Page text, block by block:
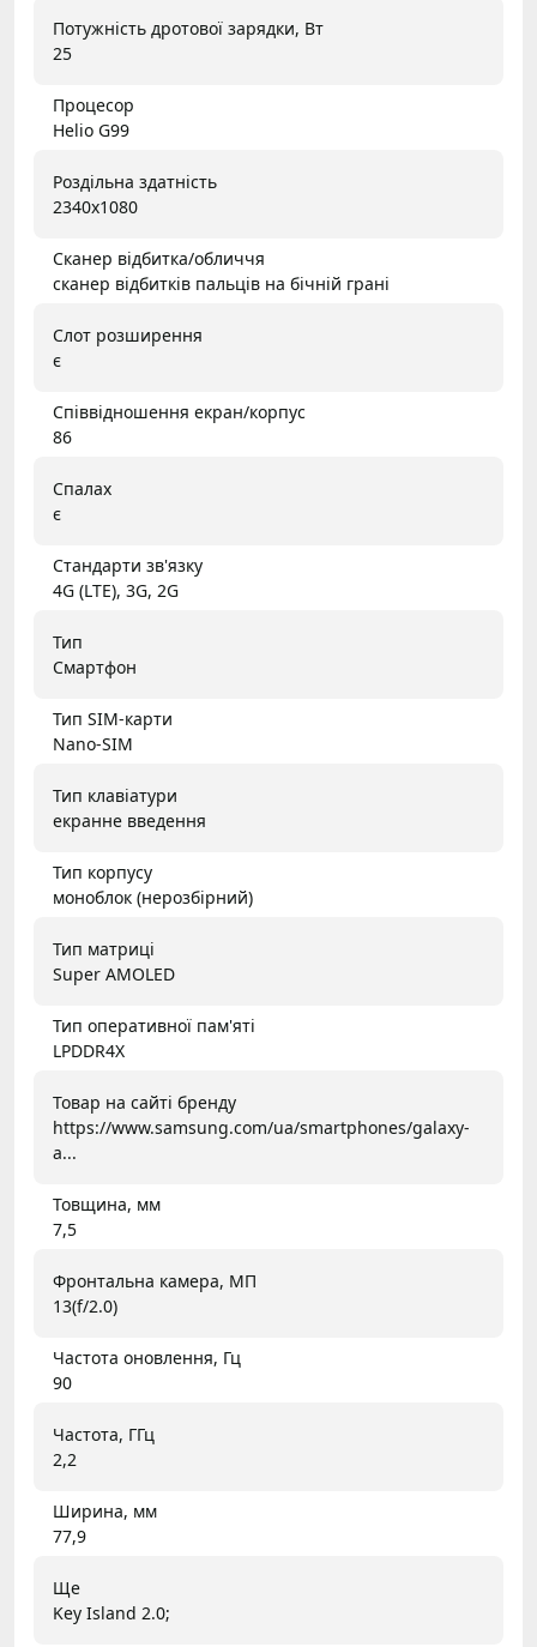
Потужність дротової зарядки, Вт
25
Процесор
Helio G99
Роздільна здатність
2340x1080
Сканер відбитка/обличчя
сканер відбитків пальців на бічній грані
Слот розширення
є
Співвідношення екран/корпус
86
Спалах
є
Стандарти зв'язку
4G (LTE), 3G, 2G
Тип
Смартфон
Тип SIM-карти
Nano-SIM
Тип клавіатури
екранне введення
Тип корпусу
моноблок (нерозбірний)
Тип матриці
Super AMOLED
Тип оперативної пам'яті
LPDDR4X
Товар на сайті бренду
https://www.samsung.com/ua/smartphones/galaxy-
a...
Товщина, мм
7,5
Фронтальна камера, МП
13(f/2.0)
Частота оновлення, Гц
90
Частота, ГГц
2,2
Ширина, мм
77,9
Ще
Key Island 2.0;